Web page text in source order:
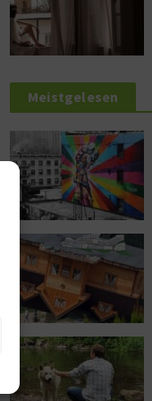
Meistgelesen